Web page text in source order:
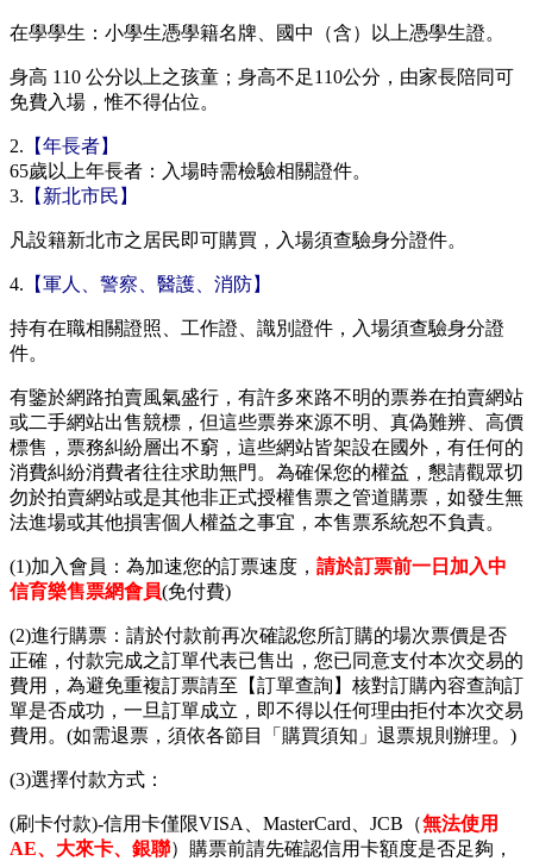
在學學生：小學生憑學籍名牌、國中（含）以上憑學生證。
身高 110 公分以上之孩童；身高不足110公分，由家長陪同可
免費入場，惟不得佔位。
2. 【年長者】
65歲以上年長者：入場時需檢驗相關證件。
3. 【新北市民】
凡設籍新北市之居民即可購買，入場須查驗身分證件。
4. 【軍人、警察、醫護、消防】
持有在職相關證照、工作證、識別證件，入場須查驗身分證
件。
有鑒於網路拍賣風氣盛行，有許多來路不明的票券在拍賣網站
或二手網站出售競標，但這些票券來源不明、真偽難辨、高價
標售，票務糾紛層出不窮，這些網站皆架設在國外，有任何的
消費糾紛消費者往往求助無門。為確保您的權益，懇請觀眾切
勿於拍賣網站或是其他非正式授權售票之管道購票，如發生無
法進場或其他損害個人權益之事宜，本售票系統恕不負責。
(1)加入會員：為加速您的訂票速度， 請於訂票前一日加入中
信育樂售票網會員(免付費)
(2)進行購票：請於付款前再次確認您所訂購的場次票價是否
正確，付款完成之訂單代表已售出，您已同意支付本次交易的
費用，為避免重複訂票請至【訂單查詢】核對訂購內容查詢訂
單是否成功，一旦訂單成立，即不得以任何理由拒付本次交易
費用。(如需退票，須依各節目「購買須知」退票規則辦理。)
(3)選擇付款方式：
(刷卡付款)-信用卡僅限VISA、MasterCard、JCB（無法使用
AE、大來卡、銀聯）購票前請先確認信用卡額度是否足夠，